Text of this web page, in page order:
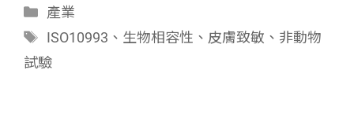
分
類
產業
標
籤
ISO10993 、 生物相容性 、 皮膚致敏 、 非動物
試驗